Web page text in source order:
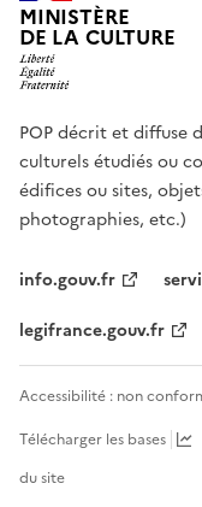
MINISTÈRE
DE LA CULTURE
POP décrit et diffuse
culturels étudiés ou
édifices ou sites,
photographies, etc.)
info.gouv.fr
legifrance.gouv.fr
Accessibilité : non
Télécharger les bases
du site